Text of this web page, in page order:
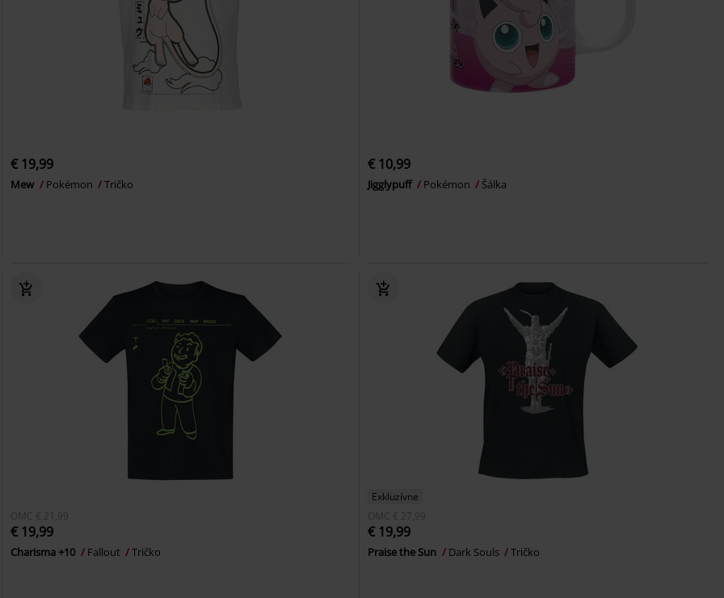
€ 19,99
Mew Pokémon Tričko
€ 10,99
Jigglypuff Pokémon Šálka
OMC € 21,99
€ 19,99
Charisma +10 Fallout Tričko
Exkluzívne
OMC € 27,99
€ 19,99
Praise the Sun Dark Souls Tričko